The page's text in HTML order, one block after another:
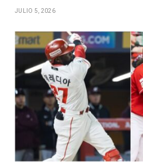
JULIO 5, 2026